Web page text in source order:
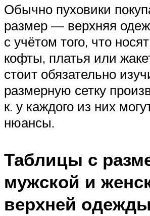
Обычно пуховики
размер — верхняя
с учётом того, что
кофты, платья или
стоит обязательно
размерную сетку
к. у каждого из них
нюансы.
Таблицы с
мужской и
верхней одежды